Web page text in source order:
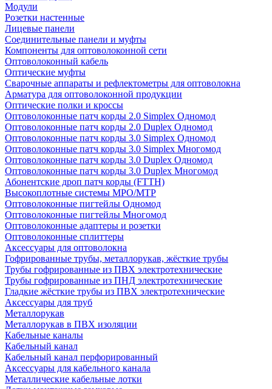
Модули
Розетки настенные
Лицевые панели
Соединительные панели и муфты
Компоненты для оптоволоконной сети
Оптоволоконный кабель
Оптические муфты
Сварочные аппараты и рефлектометры для оптоволокна
Арматура для оптоволоконной продукции
Оптические полки и кроссы
Оптоволоконные патч корды 2.0 Simplex Одномод
Оптоволоконные патч корды 2.0 Duplex Одномод
Оптоволоконные патч корды 3.0 Simplex Одномод
Оптоволоконные патч корды 3.0 Simplex Многомод
Оптоволоконные патч корды 3.0 Duplex Одномод
Оптоволоконные патч корды 3.0 Duplex Многомод
Абонентские дроп патч корды (FTTH)
Высокоплотные системы MPO/MTP
Оптоволоконные пигтейлы Одномод
Оптоволоконные пигтейлы Многомод
Оптоволоконные адаптеры и розетки
Оптоволоконные сплиттеры
Аксессуары для оптоволокна
Гофрированные трубы, металлорукав, жёсткие трубы
Трубы гофрированные из ПВХ электротехнические
Трубы гофрированные из ПНД электротехнические
Гладкие жёсткие трубы из ПВХ электротехнические
Аксессуары для труб
Металлорукав
Металлорукав в ПВХ изоляции
Кабельные каналы
Кабельный канал
Кабельный канал перфорированный
Аксессуары для кабельного канала
Металлические кабельные лотки